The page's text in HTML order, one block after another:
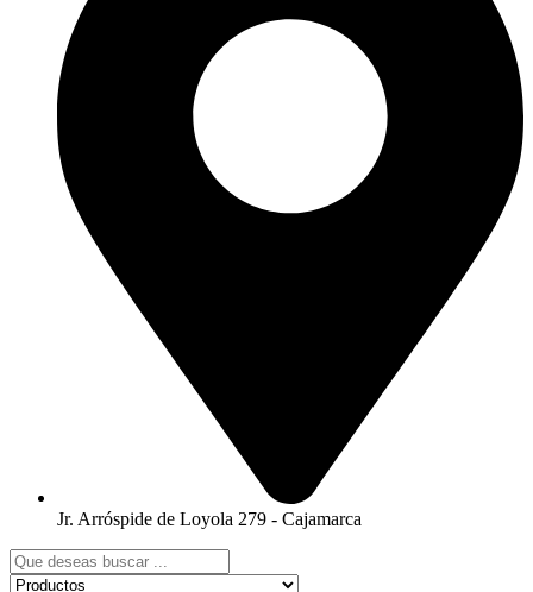
Jr. Arróspide de Loyola 279 - Cajamarca
Search
...